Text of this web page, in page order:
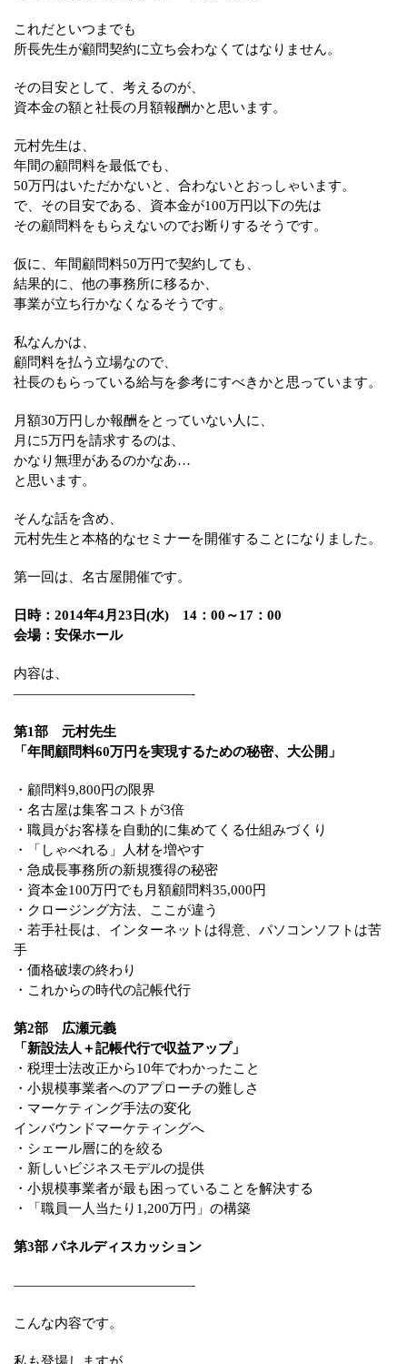
これだといつまでも
所長先生が顧問契約に立ち会わなくてはなりません。
その目安として、考えるのが、
資本金の額と社長の月額報酬かと思います。
元村先生は、
年間の顧問料を最低でも、
50万円はいただかないと、合わないとおっしゃいます。
で、その目安である、資本金が100万円以下の先は
その顧問料をもらえないのでお断りするそうです。
仮に、年間顧問料50万円で契約しても、
結果的に、他の事務所に移るか、
事業が立ち行かなくなるそうです。
私なんかは、
顧問料を払う立場なので、
社長のもらっている給与を参考にすべきかと思っています。
月額30万円しか報酬をとっていない人に、
月に5万円を請求するのは、
かなり無理があるのかなあ…
と思います。
そんな話を含め、
元村先生と本格的なセミナーを開催することになりました。
第一回は、名古屋開催です。
日時：2014年4月23日(水) 14：00～17：00
会場：安保ホール
内容は、
—————————————-
第1部 元村先生
「年間顧問料60万円を実現するための秘密、大公開」
・顧問料9,800円の限界
・名古屋は集客コストが3倍
・職員がお客様を自動的に集めてくる仕組みづくり
・「しゃべれる」人材を増やす
・急成長事務所の新規獲得の秘密
・資本金100万円でも月額顧問料35,000円
・クロージング方法、ここが違う
・若手社長は、インターネットは得意、パソコンソフトは苦
手
・価格破壊の終わり
・これからの時代の記帳代行
第2部 広瀬元義
「新設法人＋記帳代行で収益アップ」
・税理士法改正から10年でわかったこと
・小規模事業者へのアプローチの難しさ
・マーケティング手法の変化
インバウンドマーケティングへ
・シェール層に的を絞る
・新しいビジネスモデルの提供
・小規模事業者が最も困っていることを解決する
・「職員一人当たり1,200万円」の構築
第3部 パネルディスカッション
—————————————-
こんな内容です。